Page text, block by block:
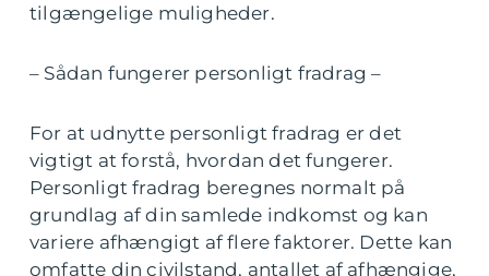
tilgængelige muligheder.
– Sådan fungerer personligt fradrag –
For at udnytte personligt fradrag er det
vigtigt at forstå, hvordan det fungerer.
Personligt fradrag beregnes normalt på
grundlag af din samlede indkomst og kan
variere afhængigt af flere faktorer. Dette kan
omfatte din civilstand, antallet af afhængige,